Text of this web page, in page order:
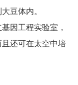
豆体内。
因工程实验室，
还可在太空中培